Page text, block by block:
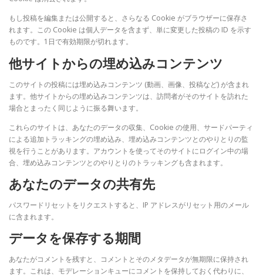
もし投稿を編集または公開すると、さらなる Cookie がブラウザーに保存さ
れます。この Cookie は個人データを含まず、単に変更した投稿の ID を示す
ものです。1日で有効期限が切れます。
他サイトからの埋め込みコンテンツ
このサイトの投稿には埋め込みコンテンツ (動画、画像、投稿など) が含まれ
ます。他サイトからの埋め込みコンテンツは、訪問者がそのサイトを訪れた
場合とまったく同じように振る舞います。
これらのサイトは、あなたのデータの収集、Cookie の使用、サードパーティ
による追加トラッキングの埋め込み、埋め込みコンテンツとのやりとりの監
視を行うことがあります。アカウントを使ってそのサイトにログイン中の場
合、埋め込みコンテンツとのやりとりのトラッキングも含まれます。
あなたのデータの共有先
パスワードリセットをリクエストすると、IP アドレスがリセット用のメール
に含まれます。
データを保存する期間
あなたがコメントを残すと、コメントとそのメタデータが無期限に保持され
ます。これは、モデレーションキューにコメントを保持しておく代わりに、